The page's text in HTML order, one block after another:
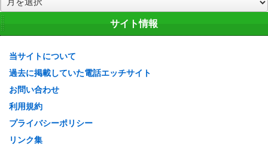
去
記
事
サイト情報
当サイトについて
過去に掲載していた電話エッチサイト
お問い合わせ
利用規約
プライバシーポリシー
リンク集